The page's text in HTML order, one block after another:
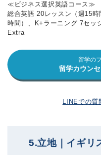
≪ビジネス選択英語コース≫
総合英語 20レッスン（週15
時間）、K+ラーニング 7セッ
Extra
留学の
留学カウン
LINEでの
5.立地｜イギリ